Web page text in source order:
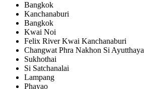
Bangkok
Kanchanaburi
Bangkok
Kwai Noi
Felix River Kwai Kanchanaburi
Changwat Phra Nakhon Si Ayutthaya
Sukhothai
Si Satchanalai
Lampang
Phayao